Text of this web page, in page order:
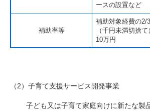
ースの設置など
補助率等
補助対象経費の2/
（千円未満切捨
10万円
​（2）子育て支援サービス開発事業
子ども又は子育て家庭向けに新たな製